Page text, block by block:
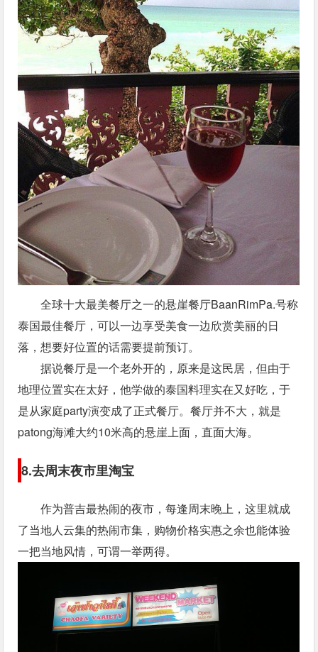
全球十大最美餐厅之一的悬崖餐厅BaanRimPa.号称
泰国最佳餐厅，可以一边享受美食一边欣赏美丽的日
落，想要好位置的话需要提前预订。
据说餐厅是一个老外开的，原来是这民居，但由于
地理位置实在太好，他学做的泰国料理实在又好吃，于
是从家庭party演变成了正式餐厅。餐厅并不大，就是
patong海滩大约10米高的悬崖上面，直面大海。
8.去周末夜市里淘宝
作为普吉最热闹的夜市，每逢周末晚上，这里就成
了当地人云集的热闹市集，购物价格实惠之余也能体验
一把当地风情，可谓一举两得。